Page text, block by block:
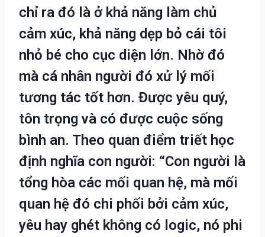
chỉ ra đó là ở khả năng làm chủ
cảm xúc, khả năng dẹp bỏ cái tôi
nhỏ bé cho cục diện lớn. Nhờ đó
mà cá nhân người đó xử lý mối
tương tác tốt hơn. Được yêu quý,
tôn trọng và có được cuộc sống
bình an. Theo quan điểm triết học
định nghĩa con người: “Con người là
tổng hòa các mối quan hệ, mà mối
quan hệ đó chi phối bởi cảm xúc,
yêu hay ghét không có logic, nó phi